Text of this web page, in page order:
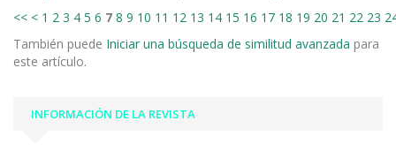
<< < 1 2 3 4 5 6 7 8 9 10 11 12 13 14 15 16 17 18 19 20 21 22 23
También puede Iniciar una búsqueda de similitud avanzada para
este artículo.
INFORMACIÓN DE LA REVISTA